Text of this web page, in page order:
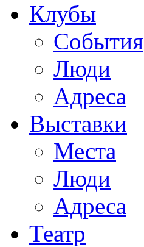
Клубы
События
Люди
Адреса
Выставки
Места
Люди
Адреса
Театр